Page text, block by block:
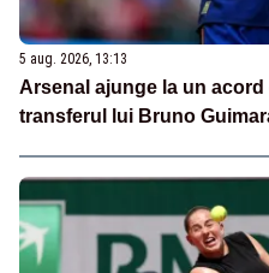
5 aug. 2026, 13:13
Arsenal ajunge la un
transferul lui Bruno